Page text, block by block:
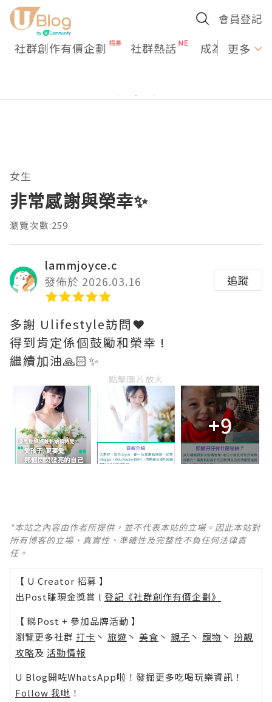
會員登記
社群創作有價企劃 社群熱話 成為U更多
女生
非常感謝與榮幸✨
瀏覽次數:259
lammjoyce.c
發佈於 2026.03.16
追蹤
多謝 Ulifestyle訪問❤️
得到肯定係個鼓勵和榮幸 !
繼續加油🙏🏻✨
點擊圖片放大
+9
*本站之內容由作者所提供，並不代表本站的立場。因此本站對
所有博客的立場、真實性、準確性及完整性不負任何法律責
任。
【 U Creator 招募 】
出Post賺現金獎賞 l 登記《社群創作有價企劃》
【 睇Post + 參加品牌活動 】
瀏覽更多社群 打卡 丶 旅遊 丶 美食 丶 親子 丶 寵物 丶 扮靚
攻略及 活動情報
U Blog開咗WhatsApp啦！發掘更多吃喝玩樂資訊！
Follow 我哋 ！